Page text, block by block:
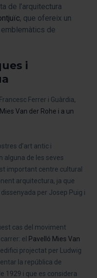
de l’arquitectura
, que ofereix un
de
i
Ferrer i Guàrdia,
Van der Rohe i a un
d’art antic i
alguna de les seves
important centre cultural
arquitectura, ja que
per Josep Puig i
cas del moviment
el Pavelló Mies Van
projectat per Ludwig
la república de
1929 i que es considera